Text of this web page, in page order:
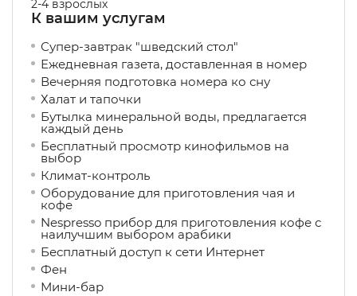
2-4 взрослых
К вашим услугам
Супер-завтрак "шведский стол"
Ежедневная газета, доставленная в номер
Вечерняя подготовка номера ко сну
Халат и тапочки
Бутылка минеральной воды, предлагается
каждый день
Бесплатный просмотр кинофильмов на
выбор
Климат-контроль
Оборудование для приготовления чая и
кофе
Nespresso прибор для приготовления кофе с
наилучшим выбором арабики
Бесплатный доступ к сети Интернет
Фен
Мини-бар